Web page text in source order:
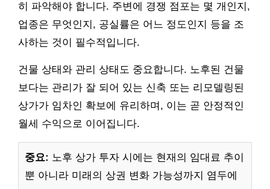
히 파악해야 합니다. 주변에 경쟁 점포는 몇 개인지,
업종은 무엇인지, 공실률은 어느 정도인지 등을 조
사하는 것이 필수적입니다.
건물 상태와 관리 상태도 중요합니다. 노후된 건물
보다는 관리가 잘 되어 있는 신축 또는 리모델링된
상가가 임차인 확보에 유리하며, 이는 곧 안정적인
월세 수익으로 이어집니다.
중요: 노후 상가 투자 시에는 현재의 임대료 추이
뿐 아니라 미래의 상권 변화 가능성까지 염두에